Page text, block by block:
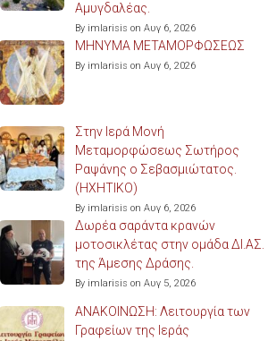
Αμυγδαλέας.
By imlarisis on Αυγ 6, 2026
ΜΗΝΥΜΑ ΜΕΤΑΜΟΡΦΩΣΕΩΣ
By imlarisis on Αυγ 6, 2026
Στην Ιερά Μονή
Μεταμορφώσεως Σωτήρος
Ραψάνης ο Σεβασμιώτατος.
(ΗΧΗΤΙΚΟ)
By imlarisis on Αυγ 6, 2026
Δωρέα σαράντα κρανών
μοτοσικλέτας στην ομάδα ΔΙ.ΑΣ.
της Άμεσης Δράσης.
By imlarisis on Αυγ 5, 2026
ΑΝΑΚΟΙΝΩΣΗ: Λειτουργία των
Γραφείων της Ιεράς